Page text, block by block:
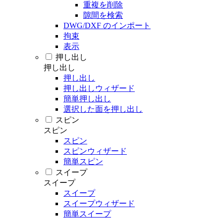
重複を削除
隙間を検索
DWG/DXF のインポート
拘束
表示
押し出し
押し出し
押し出し
押し出しウィザード
簡単押し出し
選択した面を押し出し
スピン
スピン
スピン
スピンウィザード
簡単スピン
スイープ
スイープ
スイープ
スイープウィザード
簡単スイープ